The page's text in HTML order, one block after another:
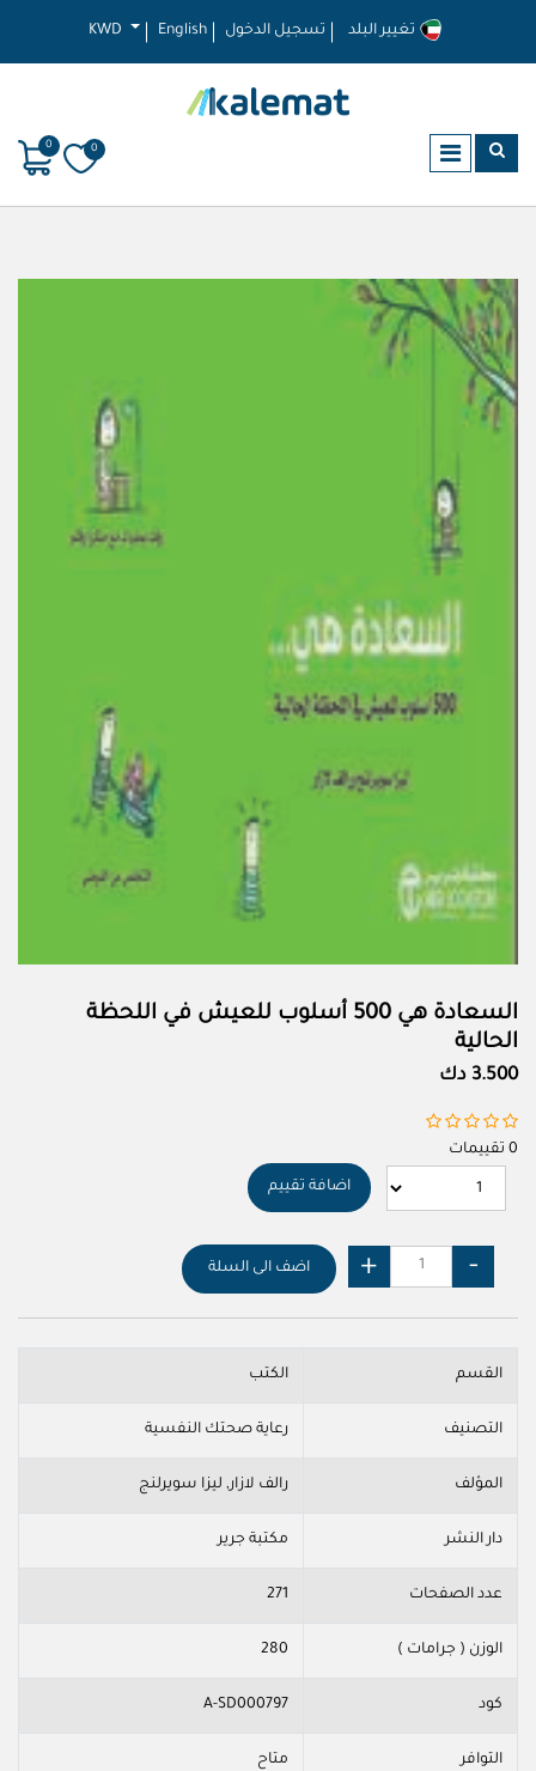
KWD English تسجيل الدخول
0
0
السعادة هي 500 أسلوب للعيش في اللحظة
الحالية
3.500 دك
0 تقييمات
اضافة تقييم
اضف الى السلة
القسم الكتب
التصنيف رعاية صحتك النفسية
المؤلف رالف لازار, ليزا سويرلنج
دار النشر مكتبة جرير
عدد الصفحات 271
الوزن ( جرامات ) 280
كود A-SD000797
التوافر متاح